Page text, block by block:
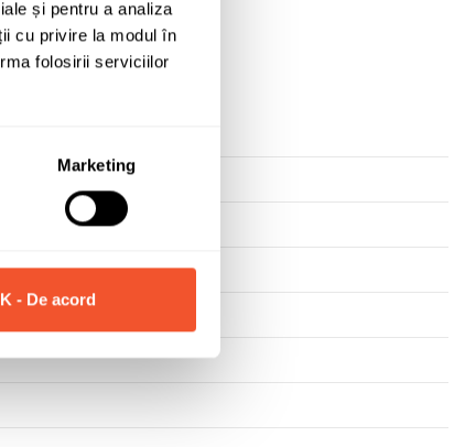
și pentru a analiza
cu privire la modul în
folosirii serviciilor
Marketing
- De acord